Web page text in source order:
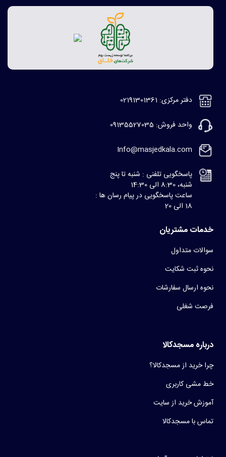
دفتر مرکزی: 02191301361
واحد فروش: 09135527035
Info@masjedkala.com
پاسخگویی تلفنی : شنبه تا پنج
شنبه، 8:30 الی 14:30
ساعت پاسخگویی در پیام رسان ها :
18 الی 20
خدمات مشتریان
سوالات متداول
نحوه ثبت شکایت
نحوه ارسال سفارشات
فرصت شغلی
درباره مسجدکالا
چرا خرید از مسجدکالا؟
خط مشی کاربری
آموزش خرید از سایت
تماس با مسجدکالا